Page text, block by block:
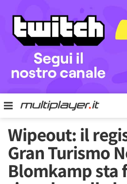
Wipeout: il
Gran Turismo
Blomkamp sta